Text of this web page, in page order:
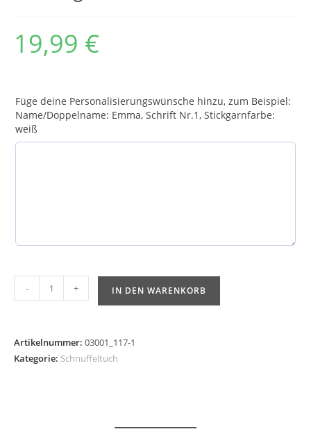
19,99 €
Füge deine Personalisierungswünsche hinzu, zum Beispiel:
Name/Doppelname: Emma, Schrift Nr.1, Stickgarnfarbe:
weiß
- + IN DEN WARENKORB
Artikelnummer: 03001_117-1
Kategorie: Schnuffeltuch